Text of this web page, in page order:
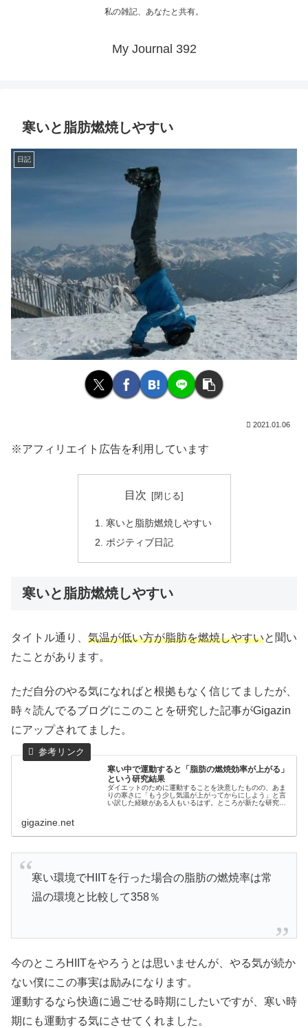
私の雑記、あなたと共有。
My Journal 392
寒いと脂肪燃焼しやすい
日記
2021.01.06
※アフィリエイト広告を利用しています
目次
寒いと脂肪燃焼しやすい
ポジティブ日記
寒いと脂肪燃焼しやすい
タイトル通り、 気温が低い方が脂肪を燃焼しやすいと聞い
たことがあります。
ただ自分のやる気になればと根拠もなく信じてましたが、
時々読んでるブログにこのことを研究した記事がGigazin
にアップされてました。
寒い中で運動すると「脂肪の燃焼効率が上がる」
という研究結果
ダイエットのために運動することを決意したものの、あま
りの寒さに「もう少し気温が上がってからにしよう」と言
い訳した経験がある人もいるはず。ところが新たな研究で
gigazine.net
寒い環境でHIITを行った場合の脂肪の燃焼率は常
温の環境と比較して358％
今のところHIITをやろうとは思いませんが、やる気が続か
ない僕にこの事実は励みになります。
運動するなら快適に過ごせる時期にしたいですが、寒い時
期にも運動する気にさせてくれました。